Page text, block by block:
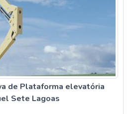
de Plataforma elevatória
Sete Lagoas